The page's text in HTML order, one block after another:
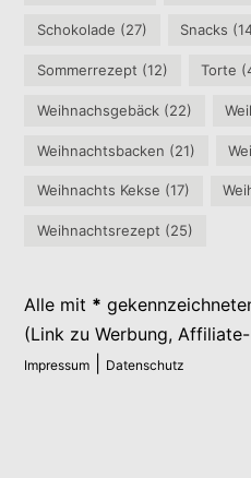
Schokolade (27) Snacks
Sommerrezept (12) Torte
Weihnachsgebäck (22)
Weihnachtsbacken (21)
Weihnachts Kekse (17)
Weihnachtsrezept (25)
Alle mit *
(Link zu Werbung,
Impressum Datenschutz